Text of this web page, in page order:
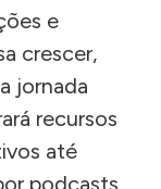
e
crescer,
jornada
recursos
até
podcasts